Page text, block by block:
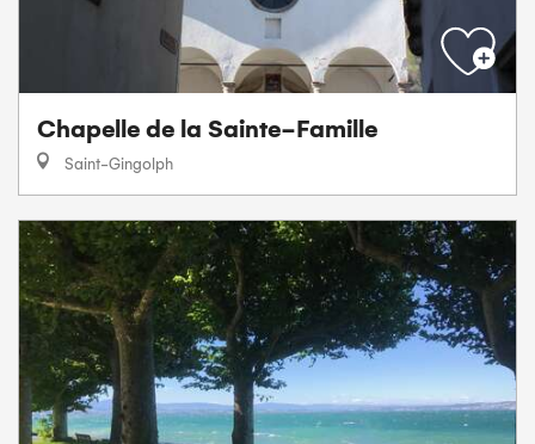
Chapelle de la Sainte-Famille
Saint-Gingolph